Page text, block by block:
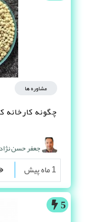
مشاوره ها
چگونه
جعفر حسن نژاد
1 ماه پیش
5